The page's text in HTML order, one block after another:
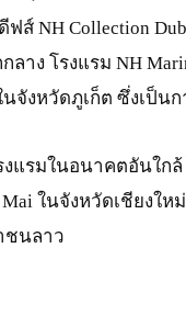
ฟส์ NH Collection
ง โรงแรม NH
ในจังหวัดภูเก็ต ซึ่งเป็
รมในอนาคตอันใกล้
ในจังหวัดเชียงให
ชนลาว